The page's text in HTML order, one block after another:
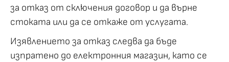
за отказ от сключения договор и да върне
стоката или да се откаже от услугата.
Изявлението за отказ следва да бъде
изпратено до електронния магазин, като се